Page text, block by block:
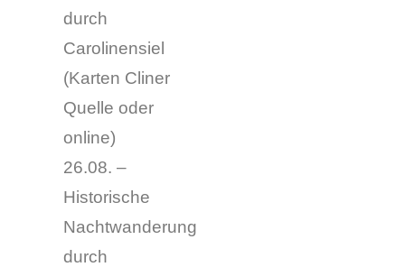
durch
Carolinensiel
(Karten Cliner
Quelle oder
online)
26.08. –
Historische
Nachtwanderung
durch